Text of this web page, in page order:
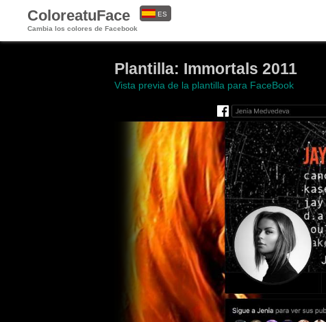
ColoreatuFace
Cambia los colores de Facebook
ES
Plantilla: Immortals 2011
Vista previa de la plantilla para FaceBook